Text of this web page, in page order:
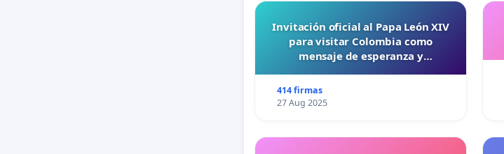
Invitación oficial al Papa León XIV
para visitar Colombia como
mensaje de esperanza y
414 firmas
27 Aug 2025